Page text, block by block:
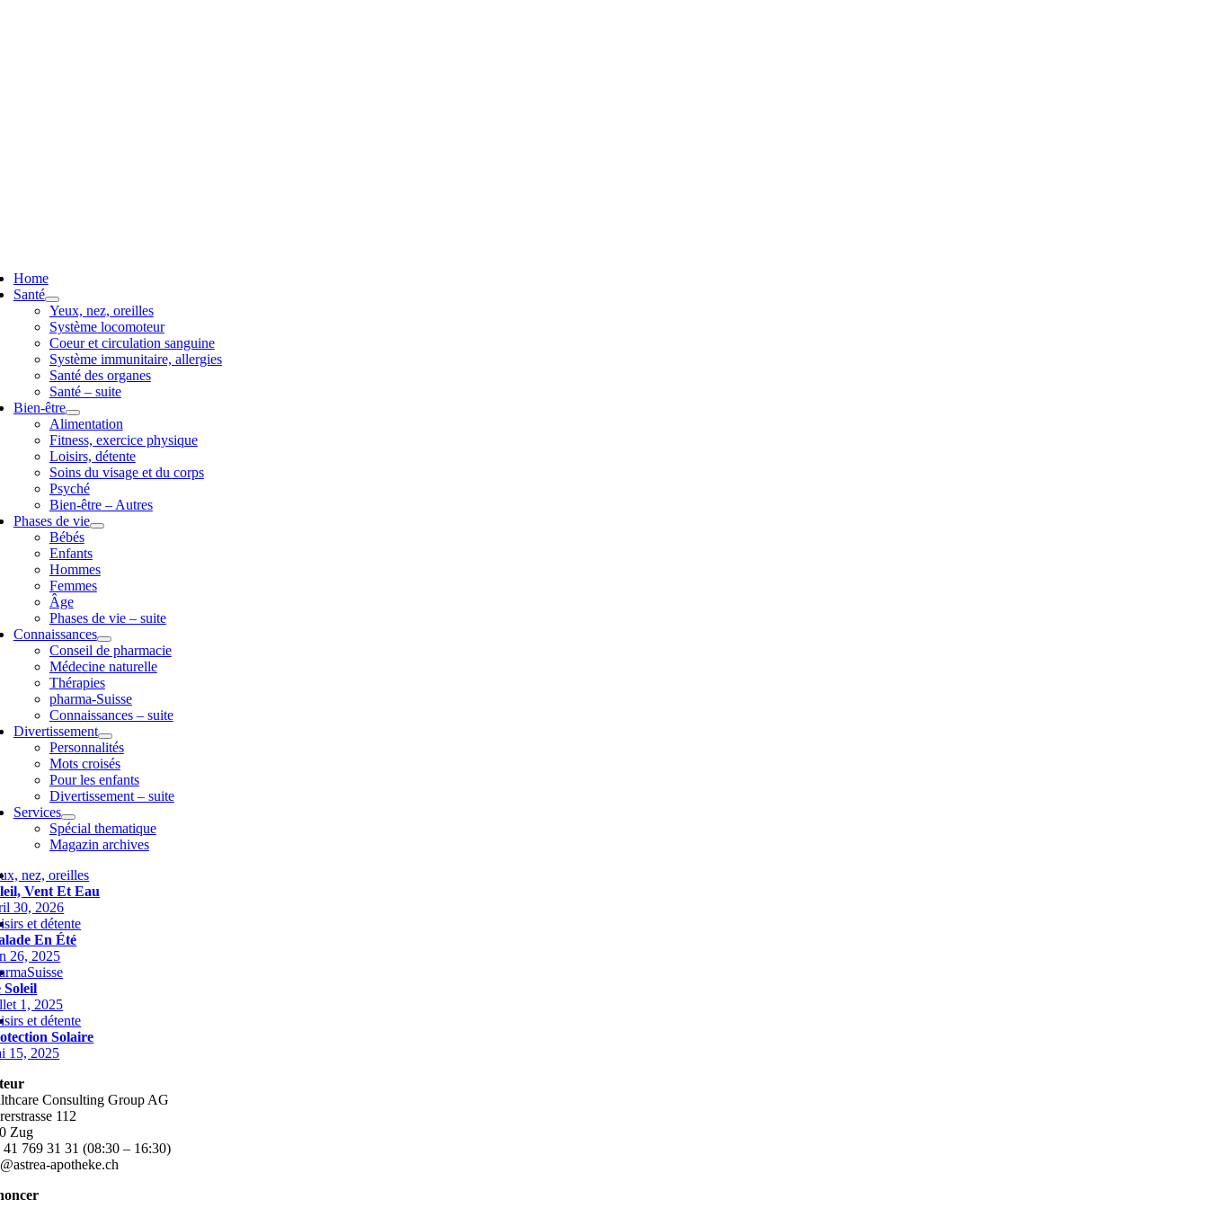
Home
Santé
Yeux, nez, oreilles
Système locomoteur
Coeur et circulation sanguine
Système immunitaire, allergies
Santé des organes
Santé – suite
Bien-être
Alimentation
Fitness, exercice physique
Loisirs, détente
Soins du visage et du corps
Psyché
Bien-être – Autres
Phases de vie
Bébés
Enfants
Hommes
Femmes
Âge
Phases de vie – suite
Connaissances
Conseil de pharmacie
Médecine naturelle
Thérapies
pharma-Suisse
Connaissances – suite
Divertissement
Personnalités
Mots croisés
Pour les enfants
Divertissement – suite
Services
Spécial thematique
Magazin archives
nez, oreilles
Vent Et Eau
30, 2026
et détente
En Été
26, 2025
Soleil
1, 2025
et détente
Solaire
15, 2025
Consulting Group AG
112
Zug
41 769 31 31 (08:30 – 16:30)
apotheke.ch